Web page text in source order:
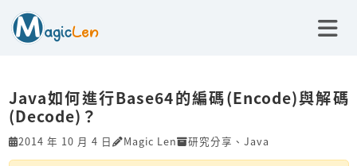
Java如何進行Base64的編碼(Encode)與解碼
(Decode)？
2014 年 10 月 4 日 Magic Len 研究分享 、 Java